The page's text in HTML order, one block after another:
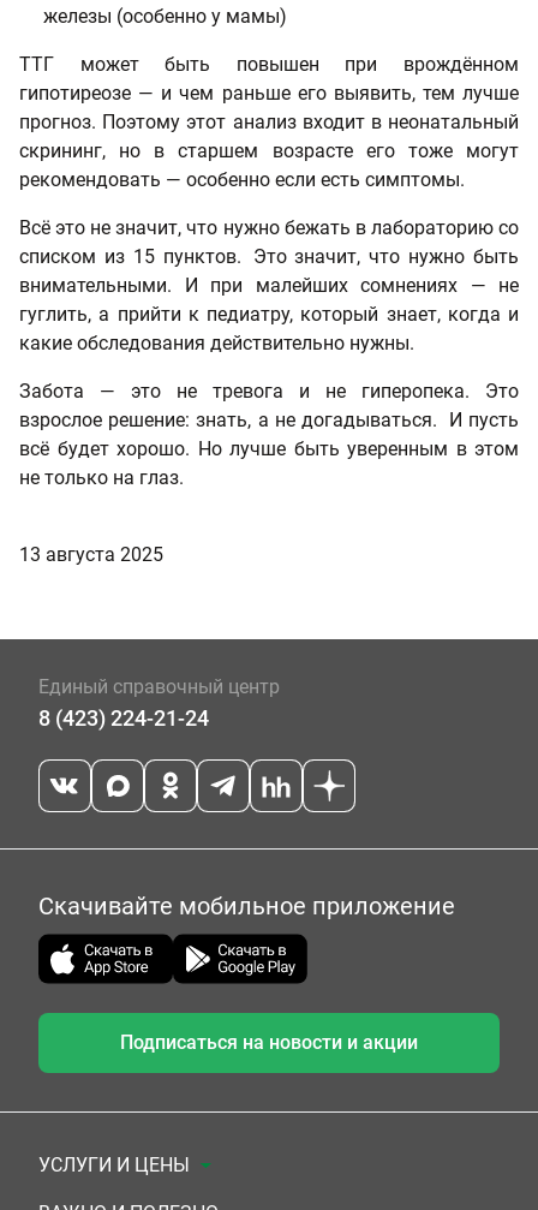
железы (особенно у мамы)
ТТГ может быть повышен при врождённом
гипотиреозе — и чем раньше его выявить, тем лучше
прогноз. Поэтому этот анализ входит в неонатальный
скрининг, но в старшем возрасте его тоже могут
рекомендовать — особенно если есть симптомы.
Всё это не значит, что нужно бежать в лабораторию со
списком из 15 пунктов. Это значит, что нужно быть
внимательными. И при малейших сомнениях — не
гуглить, а прийти к педиатру, который знает, когда и
какие обследования действительно нужны.
Забота — это не тревога и не гиперопека. Это
взрослое решение: знать, а не догадываться. И пусть
всё будет хорошо. Но лучше быть уверенным в этом
не только на глаз.
13 августа 2025
Единый справочный центр
8 (423) 224-21-24
Скачивайте мобильное приложение
Подписаться на новости и акции
УСЛУГИ И ЦЕНЫ